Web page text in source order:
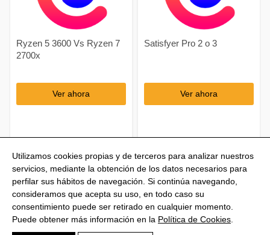
Ryzen 5 3600 Vs Ryzen 7
2700x
Ver ahora
Satisfyer Pro 2 o 3
Ver ahora
Utilizamos cookies propias y de terceros para analizar nuestros
servicios, mediante la obtención de los datos necesarios para
perfilar sus hábitos de navegación. Si continúa navegando,
consideramos que acepta su uso, en todo caso su
consentimiento puede ser retirado en cualquier momento.
Puede obtener más información en la Política de Cookies